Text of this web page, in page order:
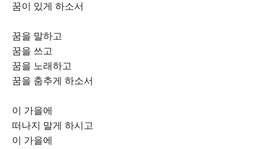
꿈이 있게 하소서
꿈을 말하고
꿈을 쓰고
꿈을 노래하고
꿈을 춤추게 하소서
이 가을에
떠나지 말게 하시고
이 가을에